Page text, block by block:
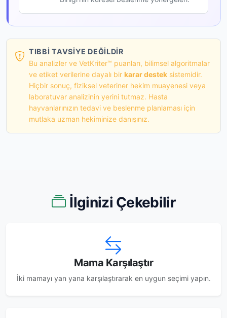
TIBBI TAVSIYE DEĞILDIR
Bu analizler ve VetKriter™ puanları, bilimsel algoritmalar
ve etiket verilerine dayalı bir karar destek sistemidir.
Hiçbir sonuç, fiziksel veteriner hekim muayenesi veya
laboratuvar analizinin yerini tutmaz. Hasta
hayvanlarınızın tedavi ve beslenme planlaması için
mutlaka uzman hekiminize danışınız.
İlginizi Çekebilir
Mama Karşılaştır
İki mamayı yan yana karşılaştırarak en uygun seçimi yapın.